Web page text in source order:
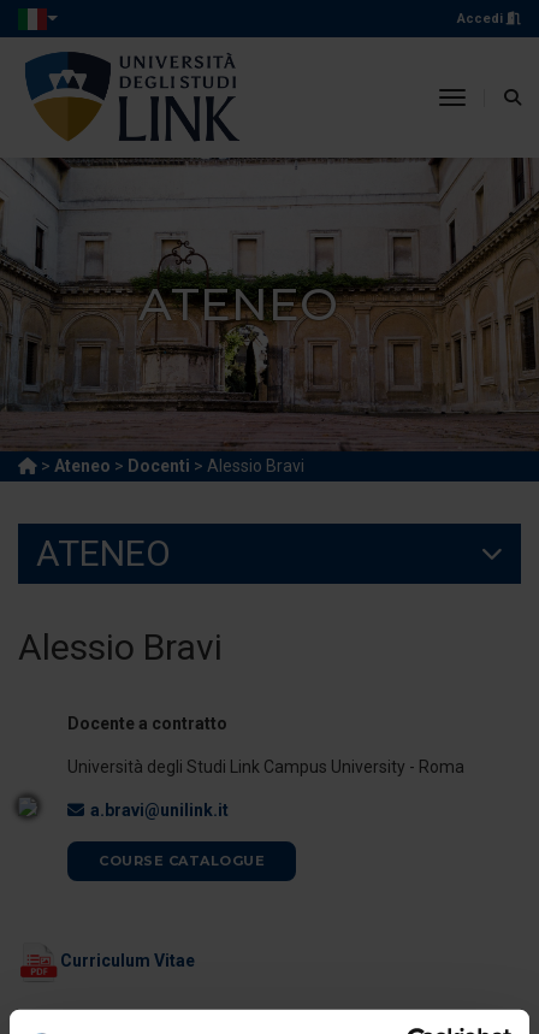
Accedi
toggle
ATENEO
> Ateneo > Docenti > Alessio Bravi
ATENEO
Alessio Bravi
Docente a contratto
Università degli Studi Link Campus University - Roma
a.bravi@unilink.it
COURSE CATALOGUE
Curriculum Vitae